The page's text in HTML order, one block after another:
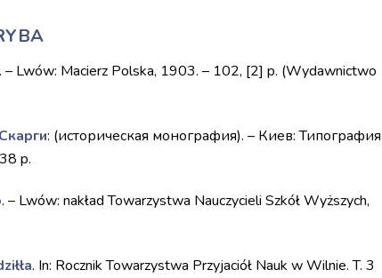
– Lwów: Macierz Polska, 1903. – 102, [2] p. (Wydawnictwo
: (историческая монография). – Киев: Типография
p.
. – Lwów: nakład Towarzystwa Nauczycieli Szkół Wyższych,
. In: Rocznik Towarzystwa Przyjaciół Nauk w Wilnie. T. 3